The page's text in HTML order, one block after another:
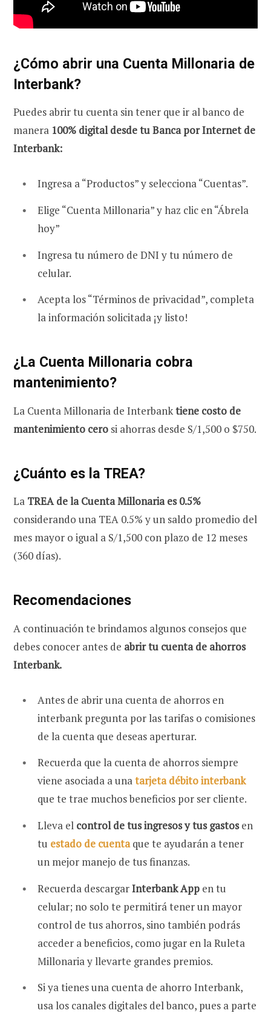
¿Cómo abrir una Cuenta Millonaria de
Interbank?
Puedes abrir tu cuenta sin tener que ir al banco de
manera 100% digital desde tu Banca por Internet de
Interbank:
Ingresa a “Productos” y selecciona “Cuentas”.
Elige “Cuenta Millonaria” y haz clic en “Ábrela
hoy”
Ingresa tu número de DNI y tu número de
celular.
Acepta los “Términos de privacidad”, completa
la información solicitada ¡y listo!
¿La Cuenta Millonaria cobra
mantenimiento?
La Cuenta Millonaria de Interbanktiene costo de
mantenimiento cero si ahorras desde S/1,500 o $750​.
¿Cuánto es la TREA?
La TREA de la Cuenta Millonaria es 0.5%
considerando una TEA 0.5% y un saldo promedio del
mes mayor o igual a S/1,500 con plazo de 12 meses
(360 días).
Recomendaciones
A continuación te brindamos algunos consejos que
debes conocer antes de abrir tu cuenta de ahorros
Interbank.
Antes de abrir una cuenta de ahorros en
interbank pregunta por las tarifas o comisiones
de la cuenta que deseas aperturar.
Recuerda que la cuenta de ahorros siempre
viene asociada a unatarjeta débito interbank
que te trae muchos beneficios por ser cliente.
Lleva el control de tus ingresos y tus gastosen
tu estado de cuentaque te ayudarán a tener
un mejor manejo de tus finanzas.
Recuerda descargarInterbank App en tu
celular; no solo te permitirá tener un mayor
control de tus ahorros, sino también podrás
acceder a beneficios, como jugar en la Ruleta
Millonaria y llevarte grandes premios.
Si ya tienes una cuenta de ahorro Interbank,
usa los canales digitales del banco, pues a parte